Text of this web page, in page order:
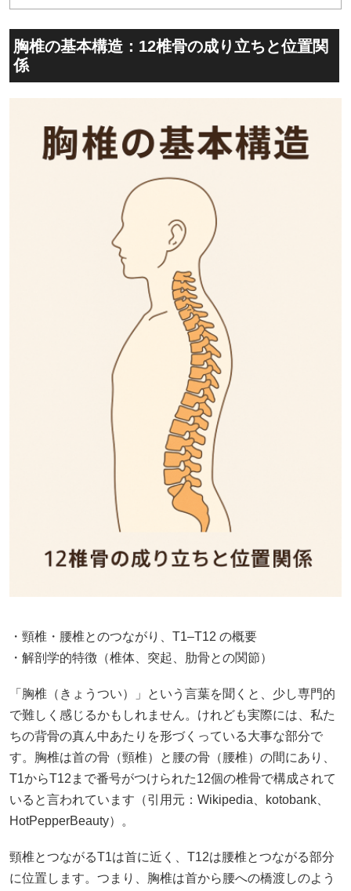
胸椎の基本構造：12椎骨の成り立ちと位置関
係
・頸椎・腰椎とのつながり、T1–T12 の概要
・解剖学的特徴（椎体、突起、肋骨との関節）
「胸椎（きょうつい）」という言葉を聞くと、少し専門的
で難しく感じるかもしれません。けれども実際には、私た
ちの背骨の真ん中あたりを形づくっている大事な部分で
す。胸椎は首の骨（頸椎）と腰の骨（腰椎）の間にあり、
T1からT12まで番号がつけられた12個の椎骨で構成されて
いると言われています（引用元： Wikipedia kotobank
HotPepperBeauty）。
頸椎とつながるT1は首に近く、T12は腰椎とつながる部分
に位置します。つまり、胸椎は首から腰への橋渡しのよう